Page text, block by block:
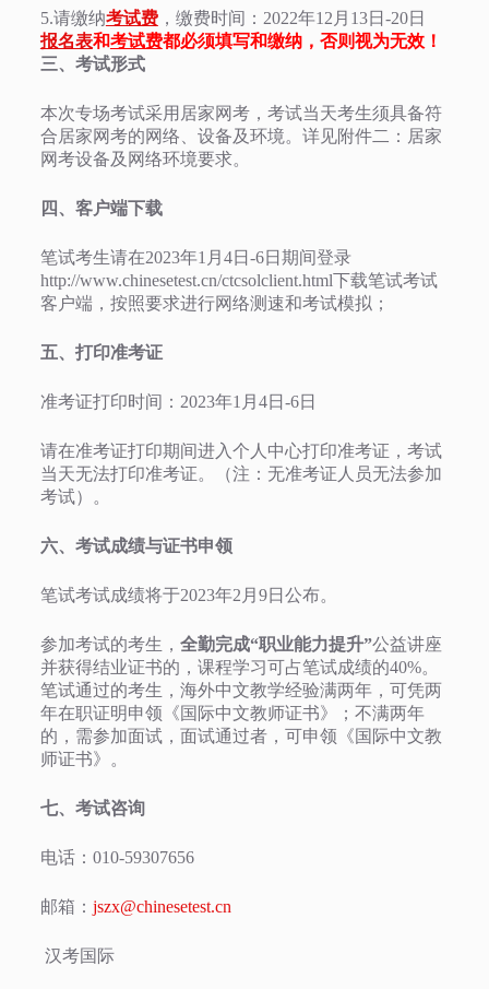
5.请缴纳考试费， 缴费时间：2022年12月13日-20日
报名表和考试费都必须填写和缴纳，否则视为无效！
三、考试形式
本次专场考试采用居家网考，考试当天考生须具备符
合居家网考的网络、设备及环境。详见附件二：居家
网考设备及网络环境要求。
四、客户端下载
笔试考生请在2023年1月4日-6日期间登录
http://www.chinesetest.cn/ctcsolclient.html下载笔试考试
客户端，按照要求进行网络测速和考试模拟；
五、打印准考证
准考证打印时间：2023年1月4日-6日
请在准考证打印期间进入个人中心打印准考证，考试
当天无法打印准考证。（注：无准考证人员无法参加
考试）。
六、考试成绩与证书申领
笔试考试成绩将于2023年2月9日公布。
参加考试的考生， 全勤完成“职业能力提升”公益讲座
并获得结业证书的，课程学习可占笔试成绩的40%。
笔试通过的考生，海外中文教学经验满两年，可凭两
年在职证明申领《国际中文教师证书》；不满两年
的，需参加面试，面试通过者，可申领《国际中文教
师证书》。
七、考试咨询
电话：010-59307656
邮箱： jszx@chinesetest.cn
汉考国际